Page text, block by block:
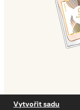
Vytvořit sadu